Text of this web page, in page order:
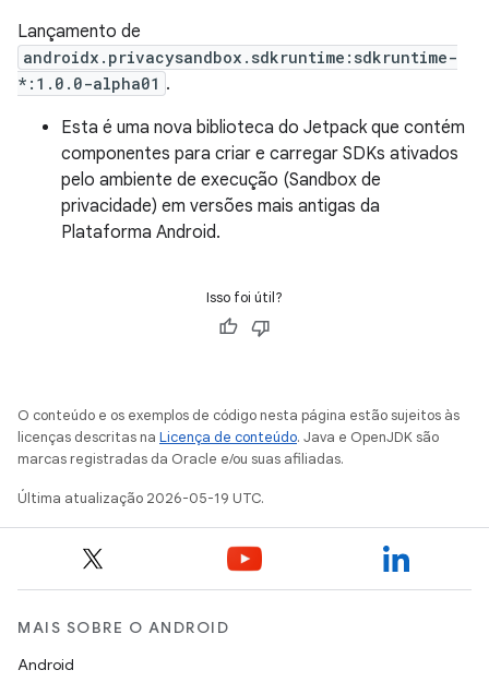
Lançamento de
androidx.privacysandbox.sdkruntime:sdkruntime-
*:1.0.0-alpha01 .
Esta é uma nova biblioteca do Jetpack que contém
componentes para criar e carregar SDKs ativados
pelo ambiente de execução (Sandbox de
privacidade) em versões mais antigas da
Plataforma Android.
Isso foi útil?
O conteúdo e os exemplos de código nesta página estão sujeitos às
licenças descritas na Licença de conteúdo. Java e OpenJDK são
marcas registradas da Oracle e/ou suas afiliadas.
Última atualização 2026-05-19 UTC.
MAIS SOBRE O ANDROID
Android